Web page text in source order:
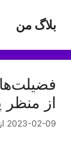
محتوابلاگ من
از منظر
2023-02-09 از